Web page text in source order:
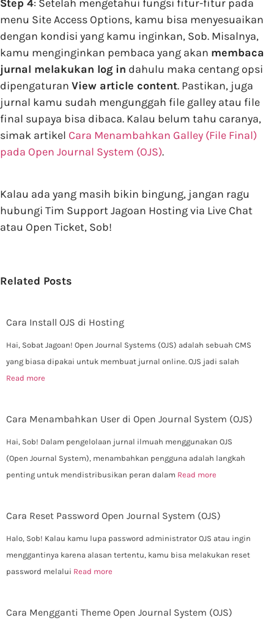
Step 4: Setelah mengetahui fungsi fitur-fitur pada
menu Site Access Options, kamu bisa menyesuaikan
dengan kondisi yang kamu inginkan, Sob. Misalnya,
kamu menginginkan pembaca yang akan membaca
jurnal melakukan log in dahulu maka centang opsi
dipengaturan View article content. Pastikan, juga
jurnal kamu sudah mengunggah file galley atau file
final supaya bisa dibaca. Kalau belum tahu caranya,
simak artikel Cara Menambahkan Galley (File Final)
pada Open Journal System (OJS).
Kalau ada yang masih bikin bingung, jangan ragu
hubungi Tim Support Jagoan Hosting via Live Chat
atau Open Ticket, Sob!
Related Posts
Cara Install OJS di Hosting
Hai, Sobat Jagoan! Open Journal Systems (OJS) adalah sebuah CMS
yang biasa dipakai untuk membuat jurnal online. OJS jadi salah
Read more
Cara Menambahkan User di Open Journal System (OJS)
Hai, Sob! Dalam pengelolaan jurnal ilmuah menggunakan OJS
(Open Journal System), menambahkan pengguna adalah langkah
penting untuk mendistribusikan peran dalam Read more
Cara Reset Password Open Journal System (OJS)
Halo, Sob! Kalau kamu lupa password administrator OJS atau ingin
menggantinya karena alasan tertentu, kamu bisa melakukan reset
password melalui Read more
Cara Mengganti Theme Open Journal System (OJS)